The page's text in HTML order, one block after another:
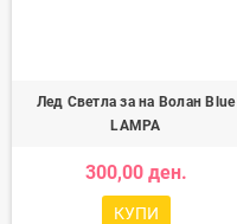
Лед Светла за на Волан Blue
LAMPA
300,00 ден.
КУПИ